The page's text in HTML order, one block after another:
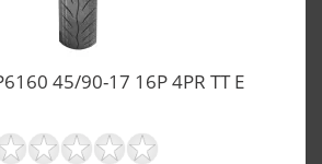
45/90-17 16P 4PR TT E